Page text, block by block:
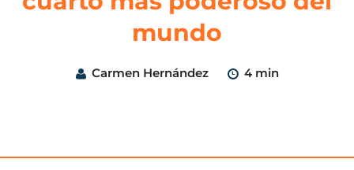
mundo
Carmen Hernández 4 min